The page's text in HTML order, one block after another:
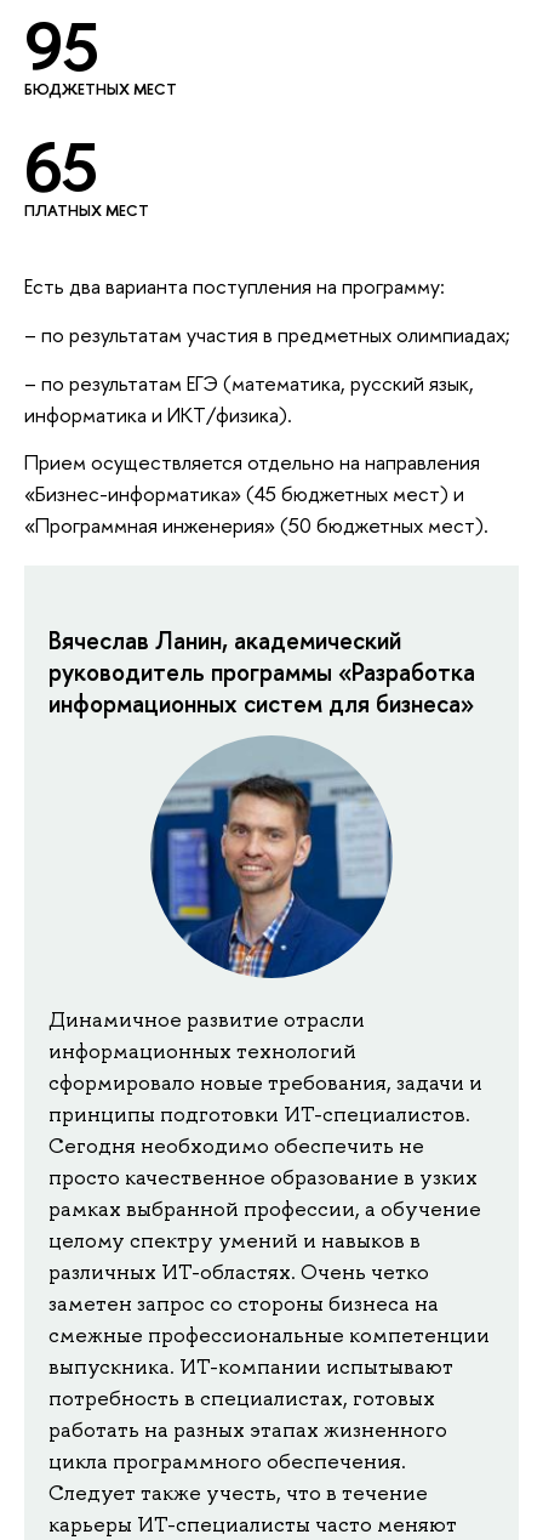
95
БЮДЖЕТНЫХ МЕСТ
65
ПЛАТНЫХ МЕСТ
Есть два варианта поступления на программу:
– по результатам участия в предметных олимпиадах;
– по результатам ЕГЭ (математика, русский язык,
информатика и ИКТ/физика).
Прием осуществляется отдельно на направления
«Бизнес-информатика» (45 бюджетных мест) и
«Программная инженерия» (50 бюджетных мест).
Вячеслав Ланин, академический
руководитель программы «Разработка
информационных систем для бизнеса»
Динамичное развитие отрасли
информационных технологий
сформировало новые требования, задачи и
принципы подготовки ИТ-специалистов.
Сегодня необходимо обеспечить не
просто качественное образование в узких
рамках выбранной профессии, а обучение
целому спектру умений и навыков в
различных ИТ-областях. Очень четко
заметен запрос со стороны бизнеса на
смежные профессиональные компетенции
выпускника. ИТ-компании испытывают
потребность в специалистах, готовых
работать на разных этапах жизненного
цикла программного обеспечения.
Следует также учесть, что в течение
карьеры ИТ-специалисты часто меняют